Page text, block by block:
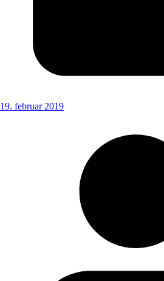
19. februar 2019